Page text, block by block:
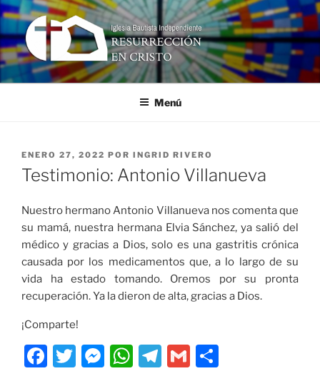
Ir
contenido
RESURRECCIÓN EN CRISTO
Iglesia Bautista Independiente
Menú
PUBLICADO
EN
ENERO 27, 2022 POR INGRID RIVERO
Testimonio: Antonio Villanueva
Nuestro hermano Antonio Villanueva nos comenta que
su mamá, nuestra hermana Elvia Sánchez, ya salió del
médico y gracias a Dios, solo es una gastritis crónica
causada por los medicamentos que, a lo largo de su
vida ha estado tomando. Oremos por su pronta
recuperación. Ya la dieron de alta, gracias a Dios.
¡Comparte!
F
T
M W T
G